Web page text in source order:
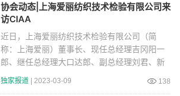
协会动态|上海爱丽纺织技术检验有限公司来
访CIAA
近日，上海爱丽纺织技术检验有限公司（简
称：上海爱丽）董事长、现任总经理吉冈阳一
郎、继任总经理大口达郎、副总经理刘君、新
规事业开发部
独家报道 | 2023-03-09 138